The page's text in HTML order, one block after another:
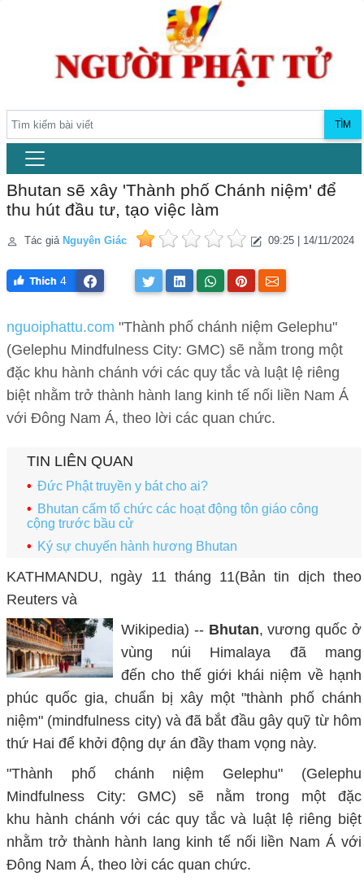
TÌM
Bhutan sẽ xây 'Thành phố Chánh niệm' để
thu hút đầu tư, tạo việc làm
Tác giả Nguyên Giác 09:25 | 14/11/2024
4
nguoiphattu.com "Thành phố chánh niệm Gelephu"
(Gelephu Mindfulness City: GMC) sẽ nằm trong một
đặc khu hành chánh với các quy tắc và luật lệ riêng
biệt nhằm trở thành hành lang kinh tế nối liền Nam Á
với Đông Nam Á, theo lời các quan chức.
TIN LIÊN QUAN
Đức Phật truyền y bát cho ai?
Bhutan cấm tổ chức các hoạt động tôn giáo công
cộng trước bầu cử
Ký sự chuyến hành hương Bhutan
KATHMANDU, ngày 11 tháng 11(Bản tin dịch theo
Reuters và
Wikipedia) -- Bhutan, vương quốc ở
vùng núi Himalaya đã mang
đến cho thế giới khái niệm về hạnh
phúc quốc gia, chuẩn bị xây một "thành phố chánh
niệm" (mindfulness city) và đã bắt đầu gây quỹ từ hôm
thứ Hai để khởi động dự án đầy tham vọng này.
"Thành phố chánh niệm Gelephu" (Gelephu
Mindfulness City: GMC) sẽ nằm trong một đặc
khu hành chánh với các quy tắc và luật lệ riêng biệt
nhằm trở thành hành lang kinh tế nối liền Nam Á với
Đông Nam Á, theo lời các quan chức.